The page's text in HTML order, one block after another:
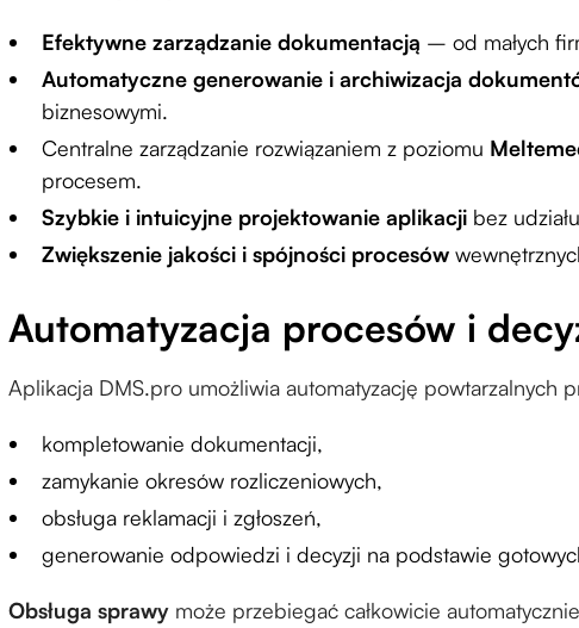
Efektywne zarządzanie dokumentacją – od małych
Automatyczne generowanie i archiwizacja
biznesowymi.
Centralne zarządzanie rozwiązaniem z poziomu
procesem.
Szybkie i intuicyjne projektowanie aplikacji bez
Zwiększenie jakości i spójności procesów
Automatyzacja procesów i
Aplikacja DMS.pro umożliwia automatyzację powtarzalnych
kompletowanie dokumentacji,
zamykanie okresów rozliczeniowych,
obsługa reklamacji i zgłoszeń,
generowanie odpowiedzi i decyzji na podstawie
Obsługa sprawy może przebiegać całkowicie